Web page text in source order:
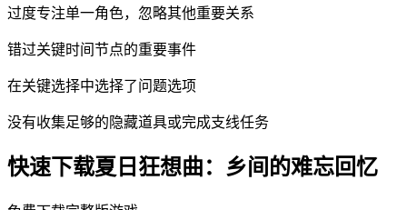
过度专注单一角色，忽略其他重要关系
错过关键时间节点的重要事件
在关键选择中选择了问题选项
没有收集足够的隐藏道具或完成支线任务
快速下载夏日狂想曲：乡间的难忘回忆